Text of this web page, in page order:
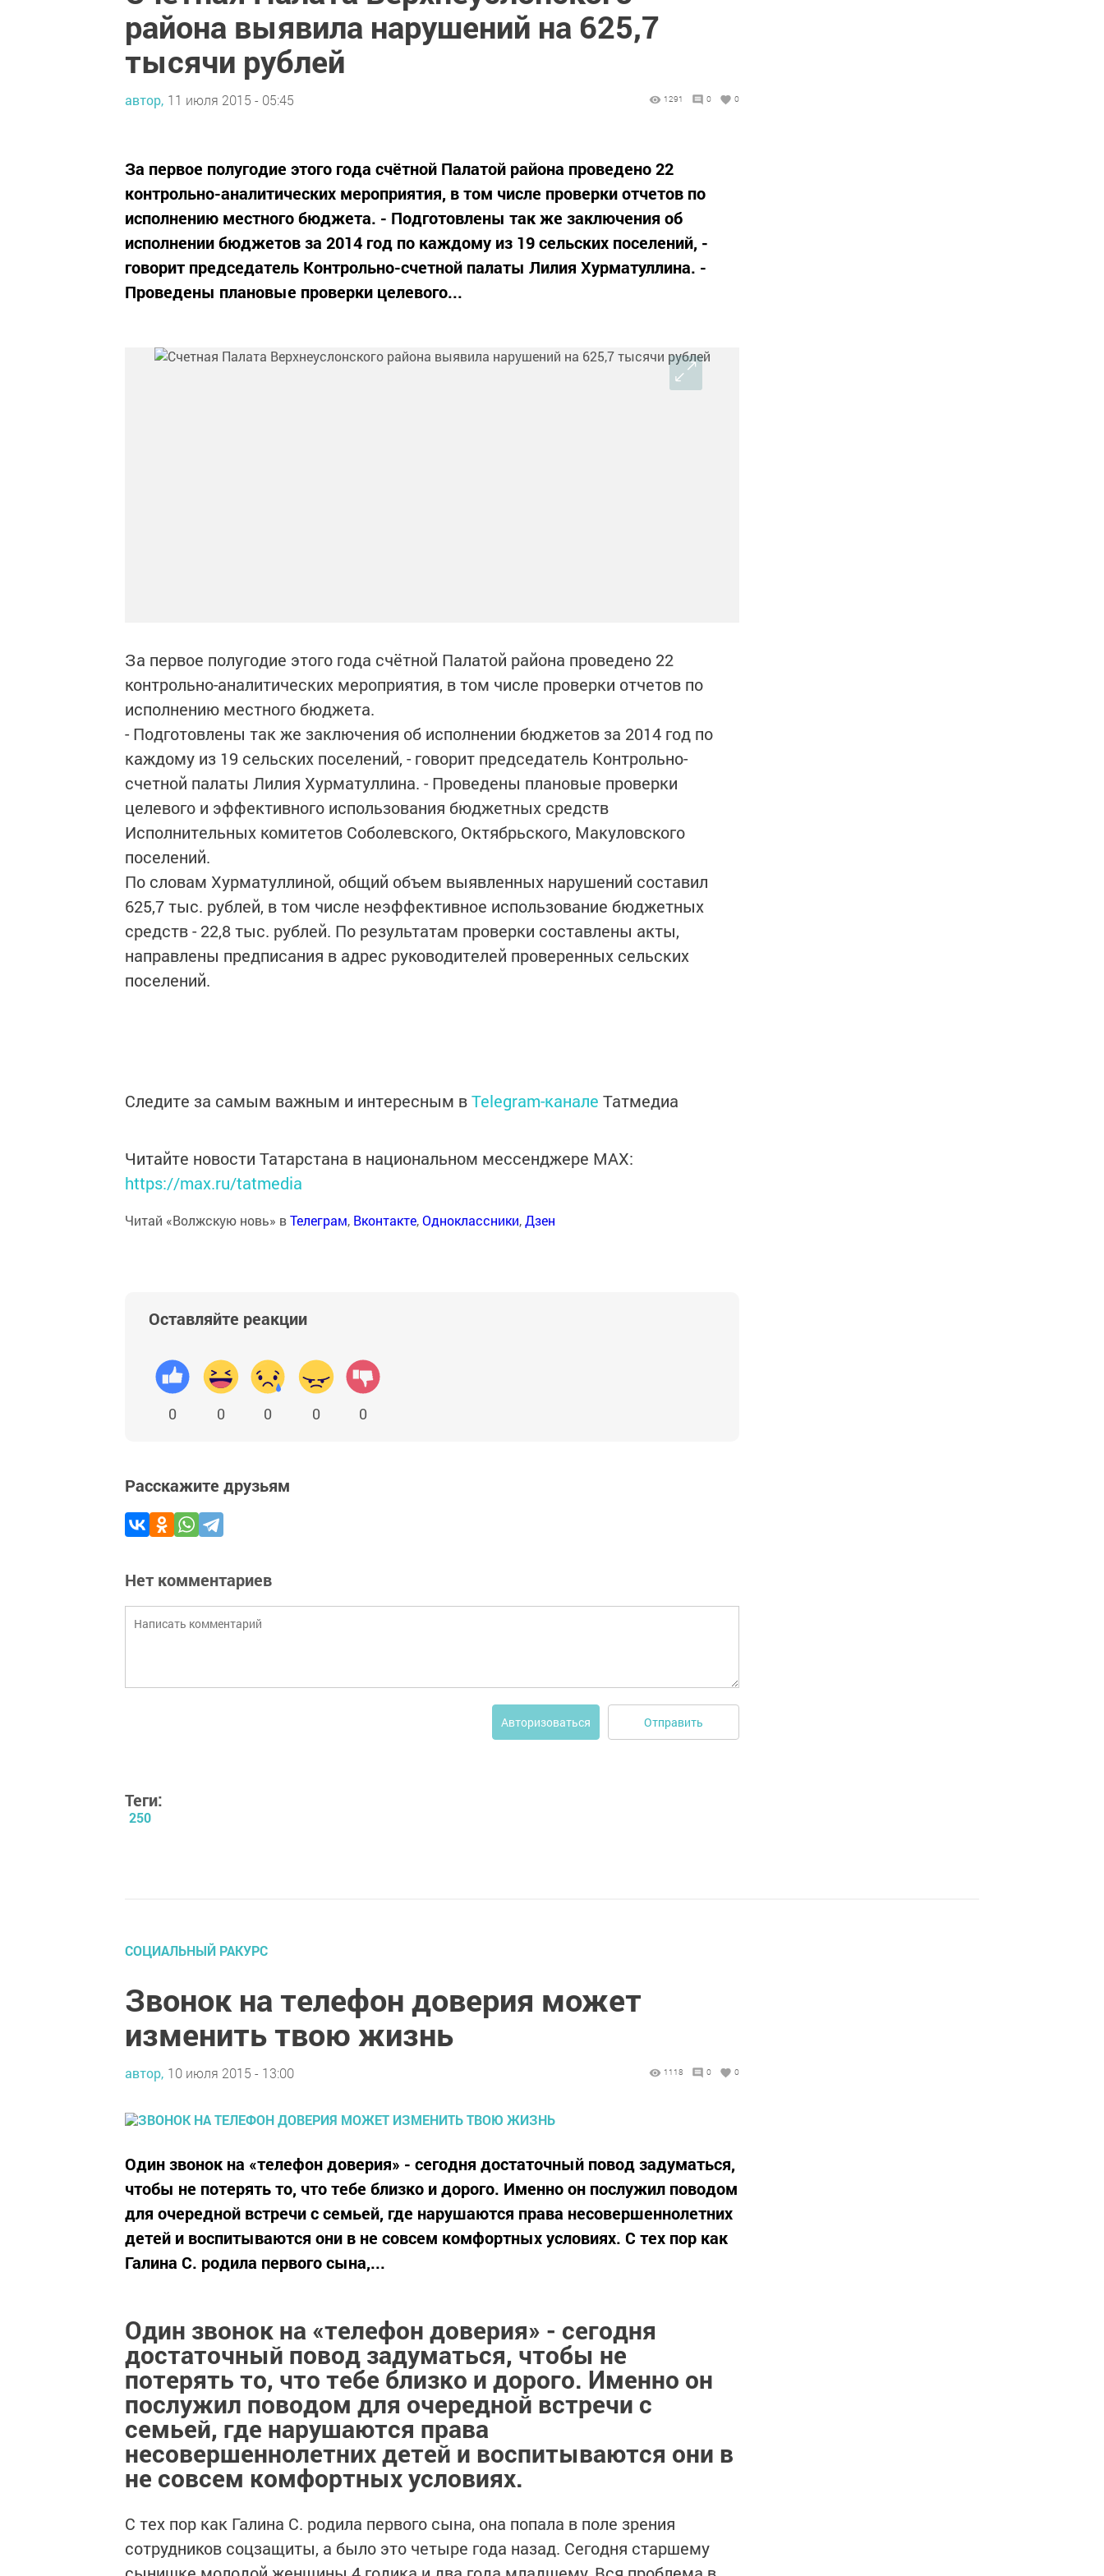
района выявила нарушений на 625,7
тысячи рублей
автор, 11 июля 2015 - 05:45 1291 0 0
За первое полугодие этого года счётной Палатой района проведено 22
контрольно-аналитических мероприятия, в том числе проверки отчетов по
исполнению местного бюджета. - Подготовлены так же заключения об
исполнении бюджетов за 2014 год по каждому из 19 сельских поселений, -
говорит председатель Контрольно-счетной палаты Лилия Хурматуллина. -
Проведены плановые проверки целевого...
За первое полугодие этого года счётной Палатой района проведено 22
контрольно-аналитических мероприятия, в том числе проверки отчетов по
исполнению местного бюджета.
- Подготовлены так же заключения об исполнении бюджетов за 2014 год по
каждому из 19 сельских поселений, - говорит председатель Контрольно-
счетной палаты Лилия Хурматуллина. - Проведены плановые проверки
целевого и эффективного использования бюджетных средств
Исполнительных комитетов Соболевского, Октябрьского, Макуловского
поселений.
По словам Хурматуллиной, общий объем выявленных нарушений составил
625,7 тыс. рублей, в том числе неэффективное использование бюджетных
средств - 22,8 тыс. рублей. По результатам проверки составлены акты,
направлены предписания в адрес руководителей проверенных сельских
поселений.
Следите за самым важным и интересным вTelegram-канале Татмедиа
Читайте новости Татарстана в национальном мессенджере MАХ:
https://max.ru/tatmedia
Читай «Волжскую новь» вТелеграм, Вконтакте,Одноклассники,Дзен
Оставляйте реакции
0 0 0 0 0
Расскажите друзьям
Нет комментариев
Авторизоваться Отправить
Теги:
250
СОЦИАЛЬНЫЙ РАКУРС
Звонок на телефон доверия может
изменить твою жизнь
автор, 10 июля 2015 - 13:00 1118 0 0
Один звонок на «телефон доверия» - сегодня достаточный повод задуматься,
чтобы не потерять то, что тебе близко и дорого. Именно он послужил поводом
для очередной встречи с семьей, где нарушаются права несовершеннолетних
детей и воспитываются они в не совсем комфортных условиях. С тех пор как
Галина С. родила первого сына,...
Один звонок на «телефон доверия» - сегодня
достаточный повод задуматься, чтобы не
потерять то, что тебе близко и дорого. Именно он
послужил поводом для очередной встречи с
семьей, где нарушаются права
несовершеннолетних детей и воспитываются они в
не совсем комфортных условиях.
С тех пор как Галина С. родила первого сына, она попала в поле зрения
сотрудников соцзащиты, а было это четыре года назад. Сегодня старшему